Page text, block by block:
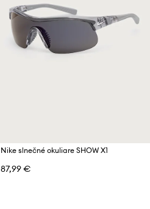
Nike slnečné okuliare SHOW X1
87,99 €